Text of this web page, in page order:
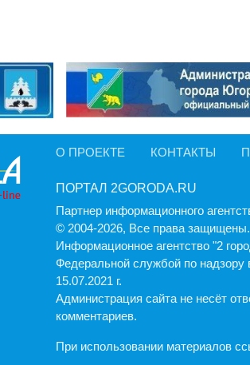
О ПРОЕКТЕ КОНТАКТЫ
ПОРТАЛ 2GORODA.RU
Партнер информационного
© 2004-2026, Все права защищены.
Информационное агентство "2
Федеральной службой по
15.07.2021 г.
Администрация cайта не несёт
комментариев.
При использовании материалов